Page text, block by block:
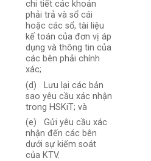
chi tiết các khoản
phải trả và sổ cái
hoặc các sổ, tài liệu
kế toán của đơn vị áp
dụng và thông tin của
các bên phải chính
xác;
(d) Lưu lại các bản
sao yêu cầu xác nhận
trong HSKiT; và
(e) Gửi yêu cầu xác
nhận đến các bên
dưới sự kiểm soát
của KTV.